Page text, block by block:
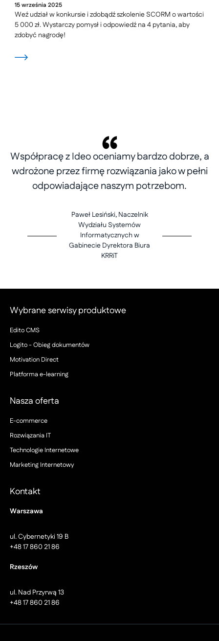
15września 2025
Weź udział w konkursie i zdobądź szkolenie SCORM o wartości
5 000 zł. Wystarczy pomysł i odpowiedź na 4 pytania, aby
zdobyć nagrodę!
Współpracę z Ideo oceniamy bardzo dobrze, a
wdrożone przez firmę rozwiązania jako w pełni
odpowiadające naszym potrzebom.
Paweł Lesiński, Naczelnik
Wydziału Systemów
Informatycznych w
Gabinecie Dyrektora Biura
KRRiT
Wybrane serwisy produktowe
Edito CMS
Logito - Obieg dokumentów
Motivation Direct
Platforma e-learning
Nasza oferta
E-commerce
Rozwiązania IT
Technologie Internetowe
Marketing Internetowy
Kontakt
Warszawa
ul. Cybernetyki 19 B
+48 17 860 21 86
Rzeszów
ul. Nad Przyrwą 13
+48 17 860 21 86